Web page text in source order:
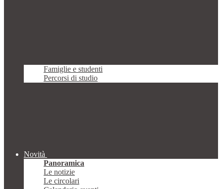
Famiglie e studenti
Percorsi di studio
Novità
Panoramica
Le notizie
Le circolari